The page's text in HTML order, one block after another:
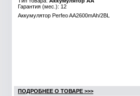
Гарантия (мес.): 12
Аккумулятор Perfeo AA2600mAh/2BL
ПОДРОБНЕЕ О ТОВАРЕ >>>